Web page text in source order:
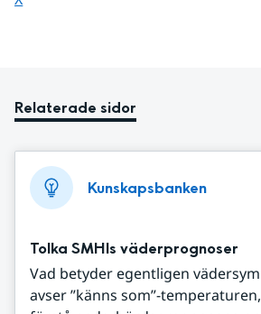
Relaterade sidor
Kunskapsbanken
Tolka SMHIs väderprognoser
Vad betyder egentligen
avser ”känns som”-